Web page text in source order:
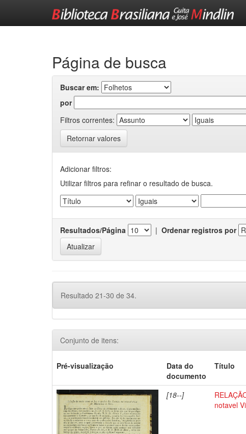
Página de busca
Buscar em:
por
Filtros correntes:
Retornar valores
Adicionar filtros:
Utilizar filtros para refinar o resultado de busca.
Resultados/Página | Ordenar registros por
Resultado 21-30 de 34.
Conjunto de itens:
Pré-visualização
Data do
documento
Título
[18--]
notavel